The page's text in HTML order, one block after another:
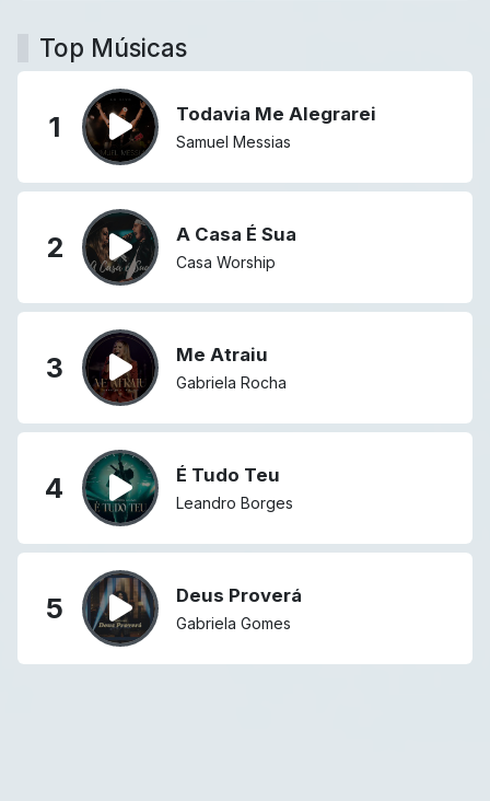
Top Músicas
1 Todavia Me Alegrarei
Samuel Messias
2 A Casa É Sua
Casa Worship
3 Me Atraiu
Gabriela Rocha
4 É Tudo Teu
Leandro Borges
5 Deus Proverá
Gabriela Gomes